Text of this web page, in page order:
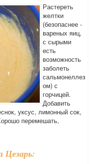
Растереть
желтки
(безопаснее -
вареных яиц,
с сырыми
есть
возможность
заболеть
сальмонеллез
ом) с
горчицей.
Добавить
уксус, лимонный сок,
перемешать,
Цезарь: